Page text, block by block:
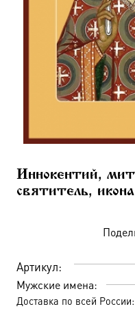
Иннокентий,
святитель,
Артикул:
Мужские имена:
Доставка по всей России: